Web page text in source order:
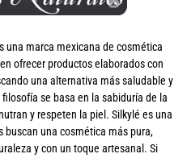
una marca mexicana de cosmética
ofrecer productos elaborados con
una alternativa más saludable y
se basa en la sabiduría de la
y respeten la piel. Silkylé es una
una cosmética más pura,
y con un toque artesanal. Si